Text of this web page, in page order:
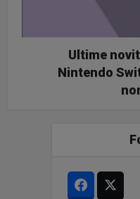
Ultime
Nintendo